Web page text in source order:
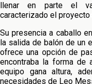
llenar en parte el
caracterizado el proyecto
Su presencia a caballo
la salida de balón de un
ofrece una opción de
encontraba la forma de
equipo gana altura,
necesidades de Leo